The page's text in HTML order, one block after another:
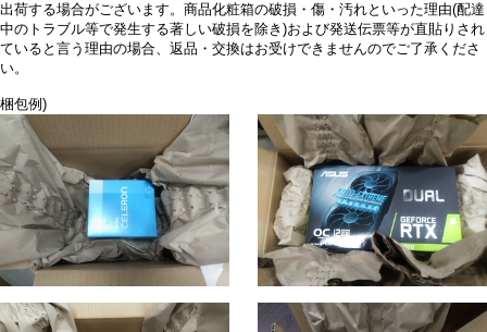
出荷する場合がございます。商品化粧箱の破損・傷・汚れといった理由(配達
中のトラブル等で発生する著しい破損を除き)および発送伝票等が直貼りされ
ていると言う理由の場合、返品・交換はお受けできませんのでご了承くださ
い。
梱包例)